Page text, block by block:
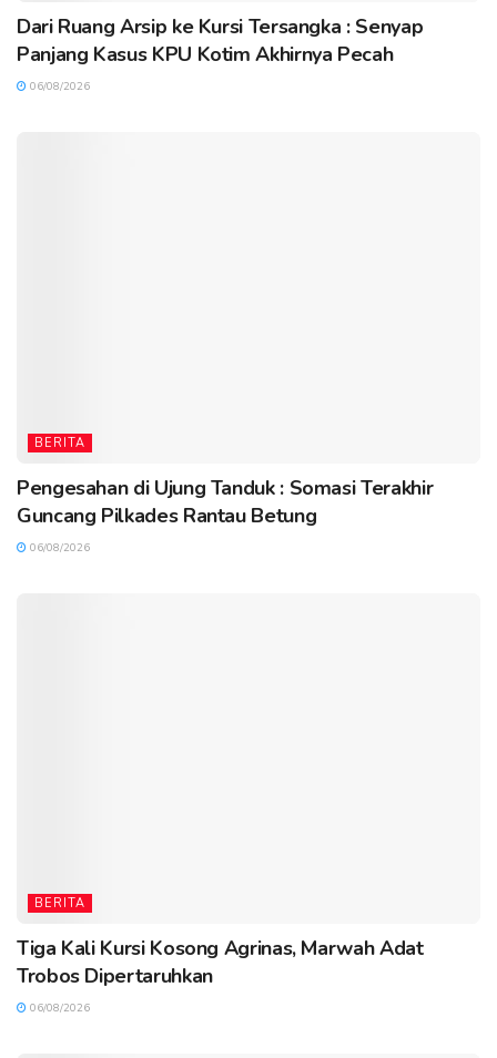
Dari Ruang Arsip ke Kursi Tersangka : Senyap
Panjang Kasus KPU Kotim Akhirnya Pecah
06/08/2026
BERITA
Pengesahan di Ujung Tanduk : Somasi Terakhir
Guncang Pilkades Rantau Betung
06/08/2026
BERITA
Tiga Kali Kursi Kosong Agrinas, Marwah Adat
Trobos Dipertaruhkan
06/08/2026